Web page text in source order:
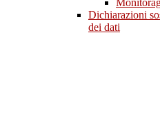
Dichiarazioni
dei dati